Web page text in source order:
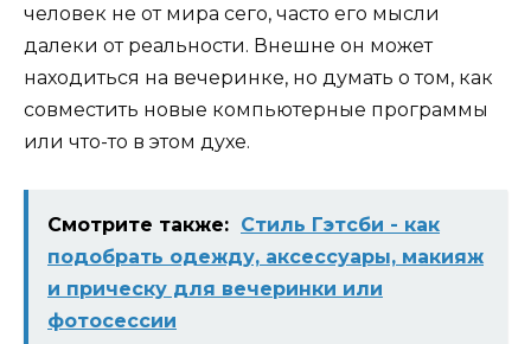
человек не от мира сего, часто его мысли
далеки от реальности. Внешне он может
находиться на вечеринке, но думать о том, как
совместить новые компьютерные программы
или что-то в этом духе.
Смотрите также: Стиль Гэтсби - как
подобрать одежду, аксессуары, макияж
и прическу для вечеринки или
фотосессии